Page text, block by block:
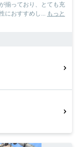
揃っており、とても充
におすすめし...
もっと